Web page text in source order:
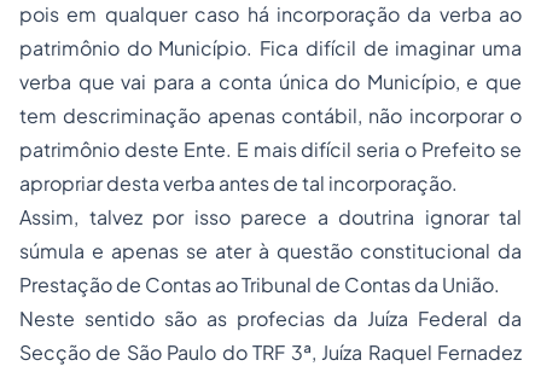
pois em qualquer caso há incorporação da verba ao
patrimônio do Município. Fica difícil de imaginar uma
verba que vai para a conta única do Município, e que
tem descriminação apenas contábil, não incorporar o
patrimônio deste Ente. E mais difícil seria o Prefeito se
apropriar desta verba antes de tal incorporação.
Assim, talvez por isso parece a doutrina ignorar tal
súmula e apenas se ater à questão constitucional da
Prestação de Contas ao Tribunal de Contas da União.
Neste sentido são as profecias da Juíza Federal da
Secção de São Paulo do TRF 3ª, Juíza Raquel Fernadez